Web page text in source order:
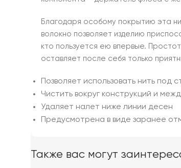
Благодаря особому покрытию эта
волокно позволяет изделию
кто пользуется ею впервые.
оставляет после себя только
Позволяет использовать нить под
Чистить вокруг конструкций и
Удаляет налет ниже линии десен
Предусмотрена в виде заранее
Также вас могут